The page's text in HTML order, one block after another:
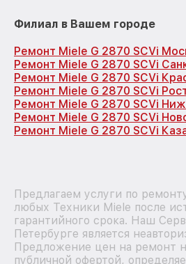
Филиал в Вашем городе
Ремонт Miele G 2870 SCVi
Ремонт Miele G 2870 SCVi
Ремонт Miele G 2870 SCVi
Ремонт Miele G 2870 SCVi
Ремонт Miele G 2870 SCVi
Ремонт Miele G 2870 SCVi
Ремонт Miele G 2870 SCVi
Предлагаем услуги по
любых Техники Miele после
гарантийного срока. Наш
Петербурге является
Предложение цен на ремонт
публичной офертой,